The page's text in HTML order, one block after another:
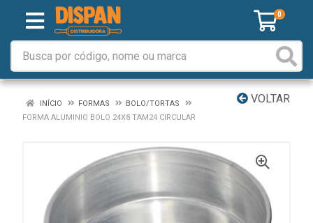
0
VOLTAR
INÍCIO FORMAS
BOLO/TORTAS
FORMA ALUMINIO BOLO 24X8 TAM24 CIRCULAR